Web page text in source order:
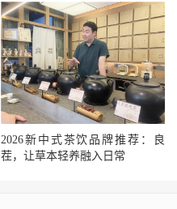
2026新中式茶饮品牌推荐：良
茬，让草本轻养融入日常